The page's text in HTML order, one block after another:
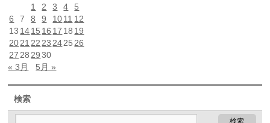
1
2 3 4
5
6
7 8 9 1011 12
13 1415 16 17 18 19
2021 22 23 2425 26
27 28 29 30
« 3月
5月 »
検索